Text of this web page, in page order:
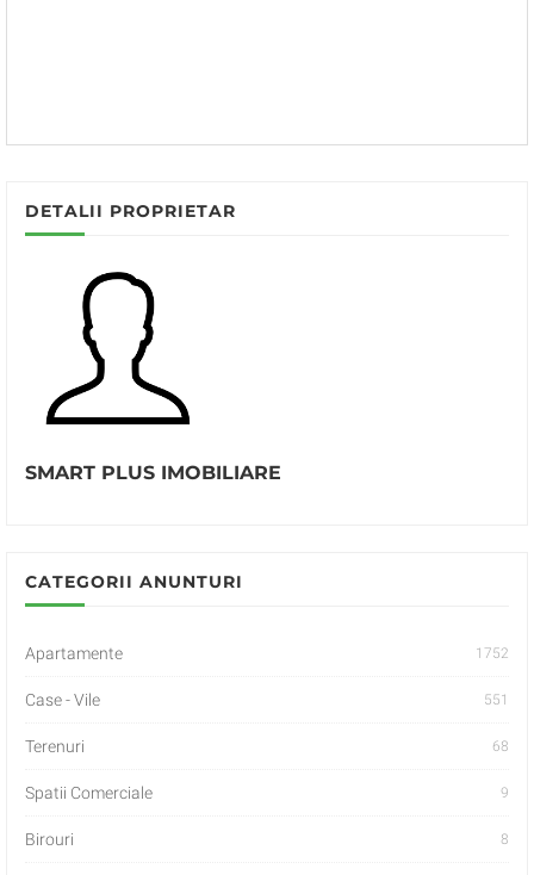
DETALII PROPRIETAR
SMART PLUS IMOBILIARE
CATEGORII ANUNTURI
Apartamente 1752
Case - Vile 551
Terenuri 68
Spatii Comerciale 9
Birouri 8